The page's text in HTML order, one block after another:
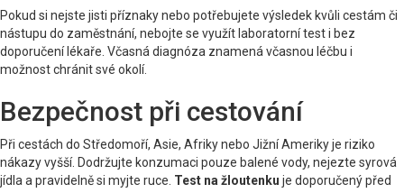
Pokud si nejste jisti příznaky nebo potřebujete výsledek kvůli cestám či
nástupu do zaměstnání, nebojte se využít laboratorní test i bez
doporučení lékaře. Včasná diagnóza znamená včasnou léčbu i
možnost chránit své okolí.
Bezpečnost při cestování
Při cestách do Středomoří, Asie, Afriky nebo Jižní Ameriky je riziko
nákazy vyšší. Dodržujte konzumaci pouze balené vody, nejezte syrová
jídla a pravidelně si myjte ruce. Test na žloutenku je doporučený před